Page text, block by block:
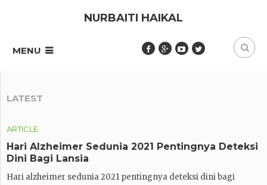
NURBAITI HAIKAL
MENU
LATEST
ARTICLE
Hari Alzheimer Sedunia 2021 Pentingnya Deteksi
Dini Bagi Lansia
Hari alzheimer sedunia 2021 pentingnya deteksi dini bagi